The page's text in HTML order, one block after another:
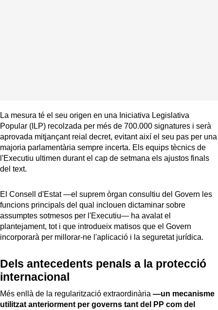
La mesura té el seu origen en una Iniciativa Legislativa
Popular (ILP) recolzada per més de 700.000 signatures i serà
aprovada mitjançant reial decret, evitant així el seu pas per una
majoria parlamentària sempre incerta. Els equips tècnics de
l'Executiu ultimen durant el cap de setmana els ajustos finals
del text.
El Consell d'Estat —el suprem òrgan consultiu del Govern les
funcions principals del qual inclouen dictaminar sobre
assumptes sotmesos per l'Executiu— ha avalat el
plantejament, tot i que introdueix matisos que el Govern
incorporarà per millorar-ne l'aplicació i la seguretat jurídica.
Dels antecedents penals a la protecció
internacional
Més enllà de la regularització extraordinària —un mecanisme
utilitzat anteriorment per governs tant del PP com del